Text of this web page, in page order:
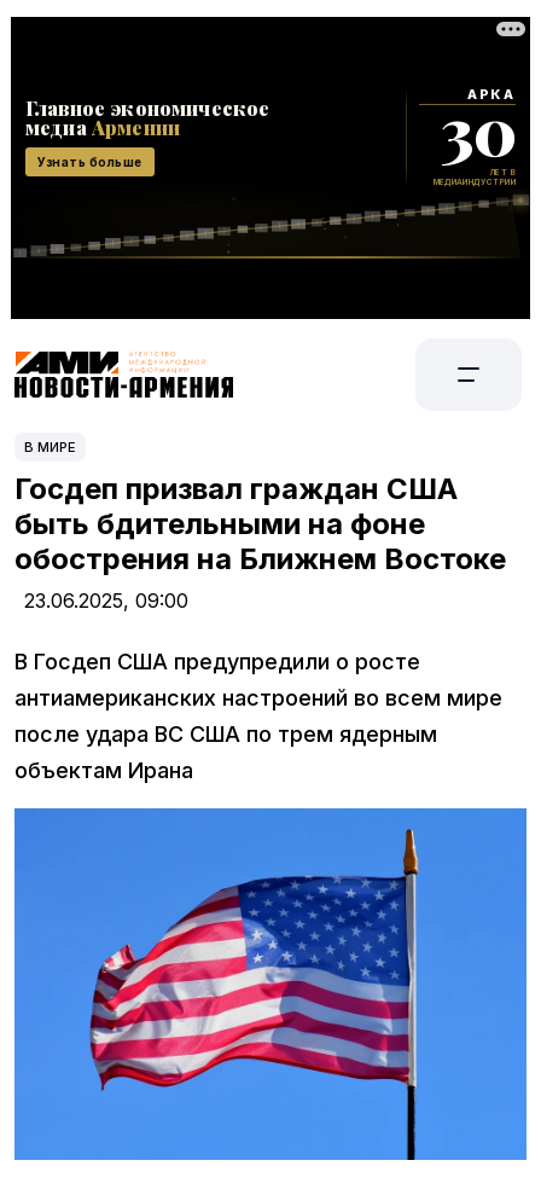
В МИРЕ
Госдеп призвал граждан США
быть бдительными на фоне
обострения на Ближнем Востоке
23.06.2025, 09:00
В Госдеп США предупредили о росте
антиамериканских настроений во всем мире
после удара ВС США по трем ядерным
объектам Ирана